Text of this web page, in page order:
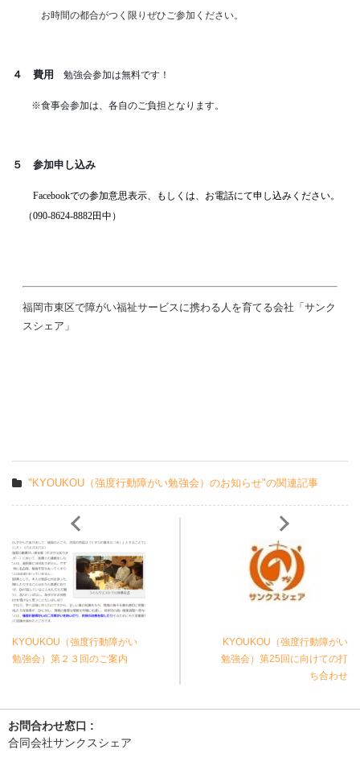
お時間の都合がつく限りぜひご参加ください。
４ 費用 勉強会参加は無料です！
※食事会参加は、各自のご負担となります。
５ 参加申し込み
Facebookでの参加意思表示、もしくは、お電話にて申し込みください。
（090-8624-8882田中）
福岡市東区で障がい福祉サービスに携わる人を育てる会社「サンク
スシェア」
"KYOUKOU（強度行動障がい勉強会）のお知らせ"の関連記事
KYOUKOU（強度行動障がい
勉強会）第２３回のご案内
KYOUKOU（強度行動障がい
勉強会）第25回に向けての打
ち合わせ
お問合わせ窓口 :
合同会社サンクスシェア